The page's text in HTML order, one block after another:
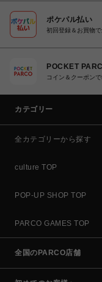
ポケパル払い
初回登録＆お買物
POCKET
コイン＆クーポン
カテゴリー
全カテゴリーから探す
culture TOP
POP-UP SHOP TOP
PARCO GAMES TOP
全国のPARCO店舗